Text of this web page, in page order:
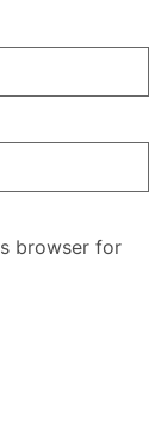
browser for